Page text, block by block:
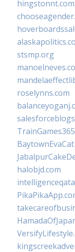
hingstonnt.com
stsmp.org
roselynns.com
halobjd.com